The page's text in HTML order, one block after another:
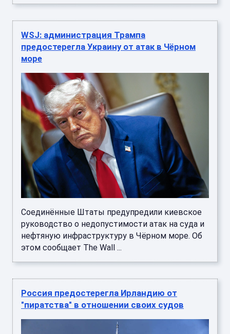
WSJ: администрация Трампа
предостерегла Украину от атак в Чёрном
море
Соединённые Штаты предупредили киевское
руководство о недопустимости атак на суда и
нефтяную инфраструктуру в Чёрном море. Об
этом сообщает The Wall ...
Россия предостерегла Ирландию от
"пиратства" в отношении своих судов